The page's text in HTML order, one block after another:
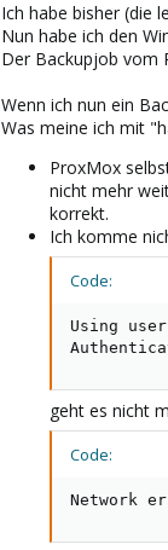
Ich habe bisher (die
Nun habe ich den
Der Backupjob vom
Wenn ich nun ein
Was meine ich mit
ProxMox
nicht mehr
korrekt.
Ich komme
Code:
Using
geht es nicht
Code:
Network